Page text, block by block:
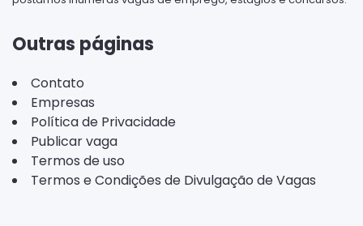
Outras páginas
Contato
Empresas
Política de Privacidade
Publicar vaga
Termos de uso
Termos e Condições de Divulgação de Vagas